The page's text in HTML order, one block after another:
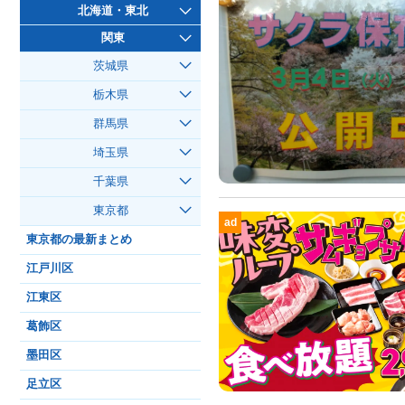
ad
北海道・東北
関東
茨城県
栃木県
群馬県
埼玉県
千葉県
東京都
東京都の最新まとめ
江戸川区
江東区
葛飾区
墨田区
足立区